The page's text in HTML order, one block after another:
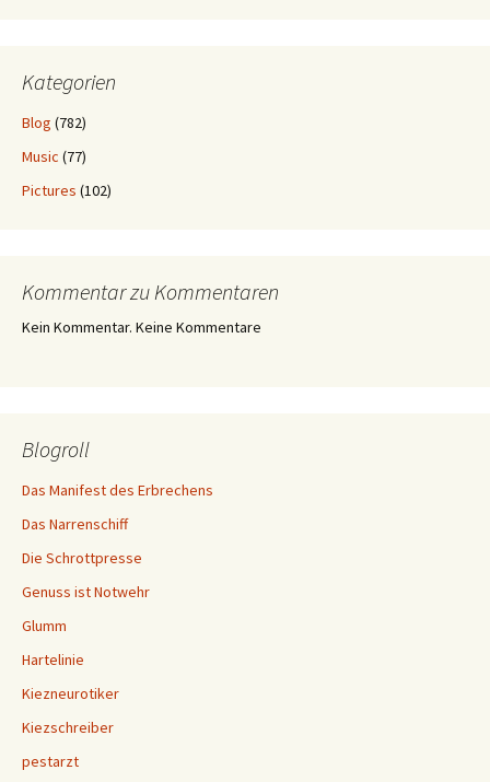
Kategorien
Blog (782)
Music (77)
Pictures (102)
Kommentar zu Kommentaren
Kein Kommentar. Keine Kommentare
Blogroll
Das Manifest des Erbrechens
Das Narrenschiff
Die Schrottpresse
Genuss ist Notwehr
Glumm
Hartelinie
Kiezneurotiker
Kiezschreiber
pestarzt